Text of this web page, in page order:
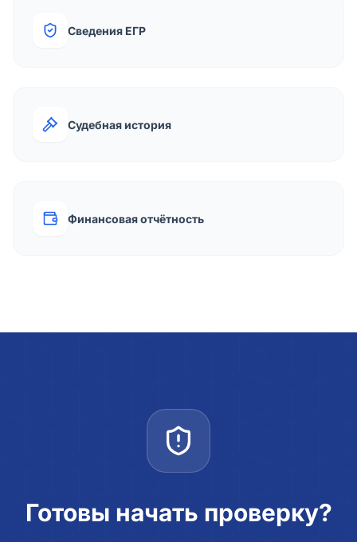
Сведения ЕГР
Судебная история
Финансовая отчётность
Готовы начать проверку?